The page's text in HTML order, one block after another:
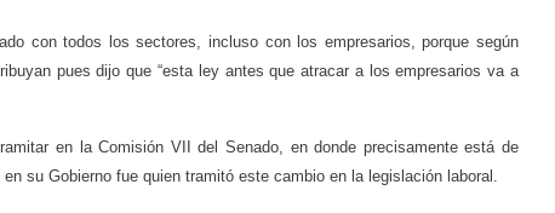
con todos los sectores, incluso con los empresarios, porque según
pues dijo que “esta ley antes que atracar a los empresarios va a
en la Comisión VII del Senado, en donde precisamente está de
su Gobierno fue quien tramitó este cambio en la legislación laboral.